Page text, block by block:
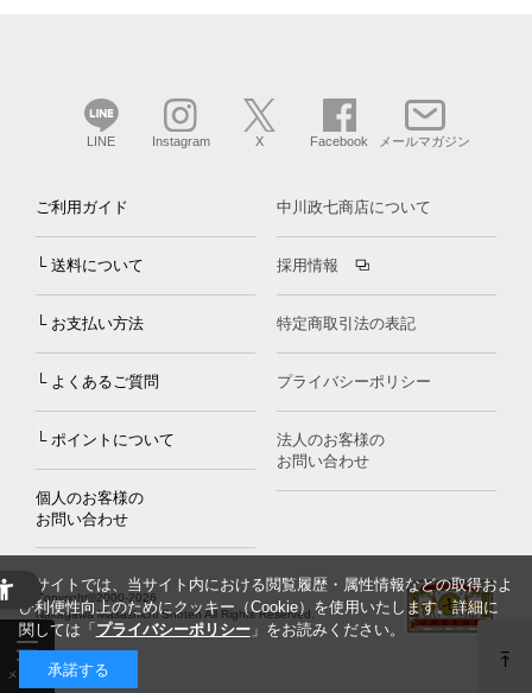
LINE Instagram X Facebook メールマガジン
ご利用ガイド
└ 送料について
└ お支払い方法
└ よくあるご質問
└ ポイントについて
個人のお客様の
お問い合わせ
中川政七商店について
採用情報
特定商取引法の表記
プライバシーポリシー
法人のお客様の
お問い合わせ
Copyright©2000-2026
Nakagawa Masashichi Shoten All Rights Reserved.
当サイトでは、当サイト内における閲覧履歴・属性情報などの取得およ
び利便性向上のためにクッキー（Cookie）を使用いたします。詳細に
関しては「 プライバシーポリシー」をお読みください。
承諾する